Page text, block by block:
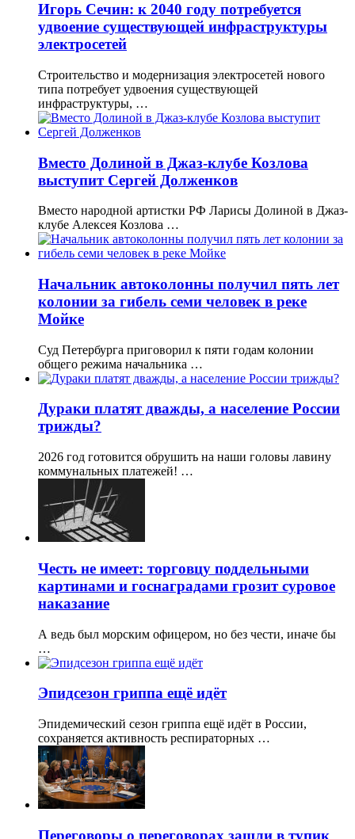
Игорь Сечин: к 2040 году потребуется
удвоение существующей инфраструктуры
электросетей
Строительство и модернизация электросетей нового
типа потребует удвоения существующей
инфраструктуры, …
Вместо Долиной в Джаз-клубе Козлова
выступит Сергей Долженков
Вместо народной артистки РФ Ларисы Долиной в Джаз-
клубе Алексея Козлова …
Начальник автоколонны получил пять лет
колонии за гибель семи человек в реке
Мойке
Суд Петербурга приговорил к пяти годам колонии
общего режима начальника …
Дураки платят дважды, а население России
трижды?
2026 год готовится обрушить на наши головы лавину
коммунальных платежей! …
Честь не имеет: торговцу поддельными
картинами и госнаградами грозит суровое
наказание
А ведь был морским офицером, но без чести, иначе бы
…
Эпидсезон гриппа ещё идёт
Эпидемический сезон гриппа ещё идёт в России,
сохраняется активность респираторных …
Переговоры о переговорах зашли в тупик